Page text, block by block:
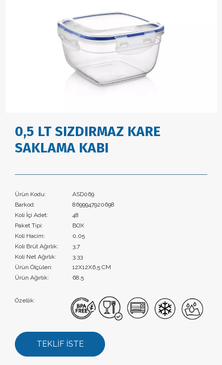
0,5 LT SIZDIRMAZ KARE
SAKLAMA KABI
Ürün Kodu:
ASD069
Barkod:
8699947920698
Koli İçi Adet:
48
Paket Tipi:
BOX
Koli Hacim:
0,05
Koli Brüt Ağırlık:
3,7
Koli Net Ağırlık:
3,33
Ürün Ölçüleri:
12X12X6,5 CM
Ürün Ağırlık:
68,5
Özellik:
TEKLİF İSTE